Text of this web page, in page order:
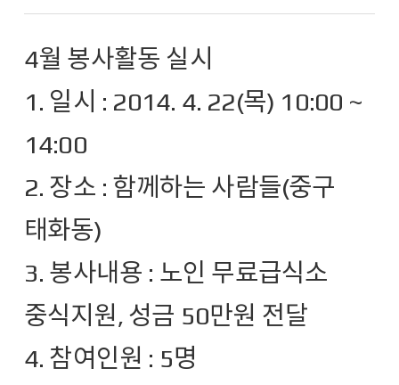
4월 봉사활동 실시
1. 일시 : 2014. 4. 22(목) 10:00 ~
14:00
2. 장소 : 함께하는 사람들(중구
태화동)
3. 봉사내용 : 노인 무료급식소
중식지원, 성금 50만원 전달
4. 참여인원 : 5명